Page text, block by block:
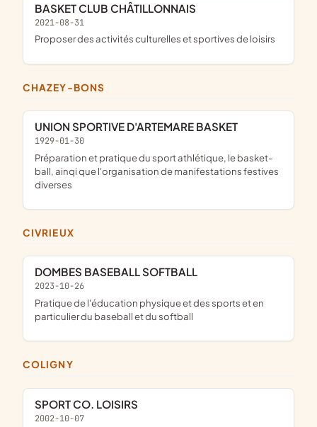
BASKET CLUB CHÂTILLONNAIS
2021-08-31
proposer des activités culturelles et sportives de loisirs
CHAZEY-BONS
UNION SPORTIVE D'ARTEMARE BASKET
1929-01-30
préparation et pratique du sport athlétique, le basket-
ball, ainqi que l'organisation de manifestations festives
diverses
CIVRIEUX
DOMBES BASEBALL SOFTBALL
2023-10-26
pratique de l'éducation physique et des sports et en
particulier du baseball et du softball
COLIGNY
SPORT CO. LOISIRS
2002-10-07